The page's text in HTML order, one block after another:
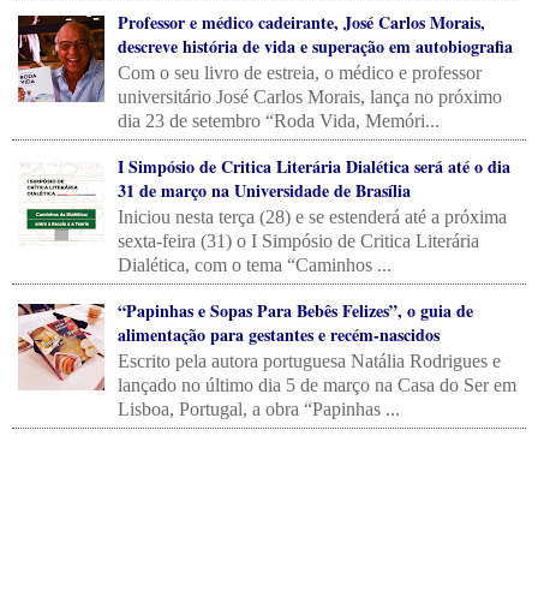
Professor e médico cadeirante, José Carlos Morais,
descreve história de vida e superação em autobiografia
Com o seu livro de estreia, o médico e professor
universitário José Carlos Morais, lança no próximo
dia 23 de setembro “Roda Vida, Memóri...
I Simpósio de Critica Literária Dialética será até o dia
31 de março na Universidade de Brasília
Iniciou nesta terça (28) e se estenderá até a próxima
sexta-feira (31) o I Simpósio de Critica Literária
Dialética, com o tema “Caminhos ...
“Papinhas e Sopas Para Bebês Felizes”, o guia de
alimentação para gestantes e recém-nascidos
Escrito pela autora portuguesa Natália Rodrigues e
lançado no último dia 5 de março na Casa do Ser em
Lisboa, Portugal, a obra “Papinhas ...